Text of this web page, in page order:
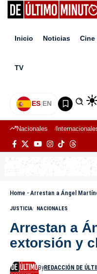
Inicio Noticias Cine
TV
ES|EN
Nacionales
Home - Arrestan a Ángel
JUSTICIA NACIONALES
Arrestan a
extorsión y
ByREDACCIÓN DE